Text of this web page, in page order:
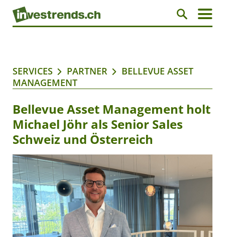
SERVICES PARTNER
BELLEVUE ASSET
MANAGEMENT
Bellevue Asset Management holt
Michael Jöhr als Senior Sales
Schweiz und Österreich